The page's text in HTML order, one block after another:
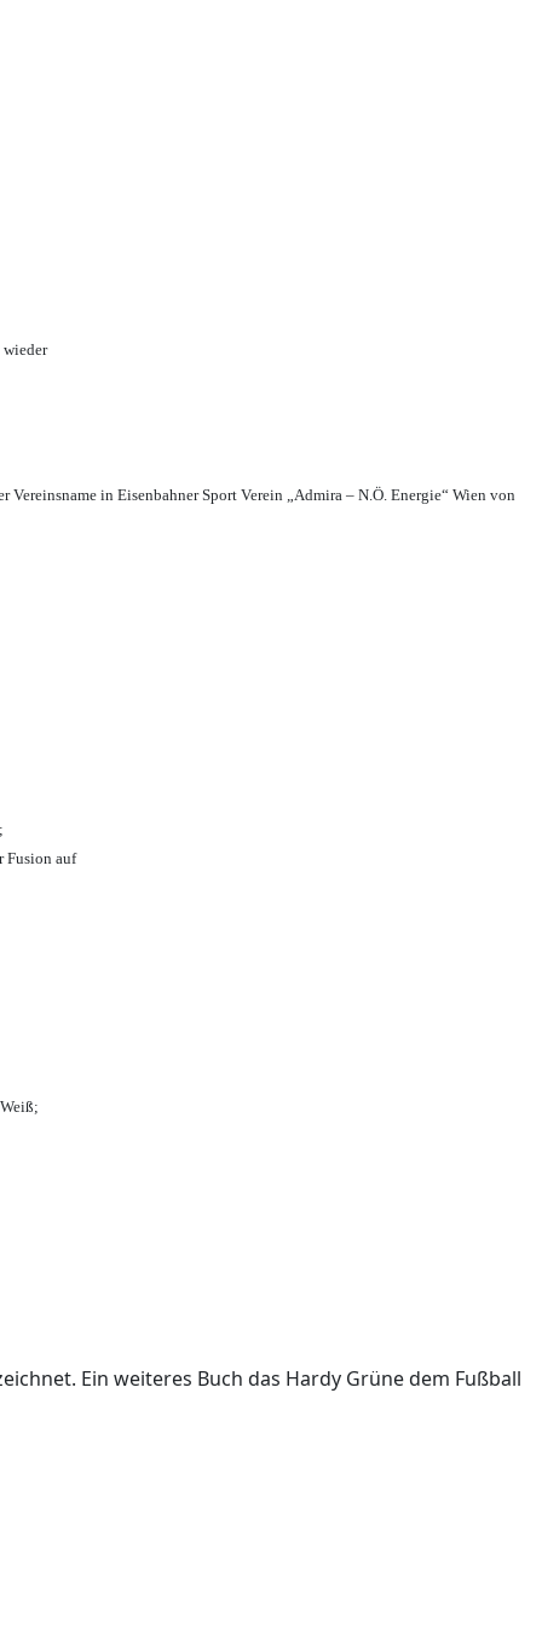
wieder
Vereinsname in Eisenbahner Sport Verein „Admira – N.Ö. Energie“ Wien von
Fusion auf
Ein weiteres Buch das Hardy Grüne dem Fußball